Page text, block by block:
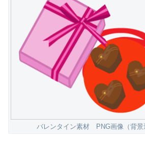
バレンタイン素材 PNG画像（背景